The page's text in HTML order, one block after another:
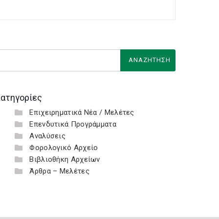
Επιχειρηματικά Νέα / Μελέτες
Επενδυτικά Προγράμματα
Αναλύσεις
Φορολογικό Αρχείο
Βιβλιοθήκη Αρχείων
Άρθρα – Μελέτες